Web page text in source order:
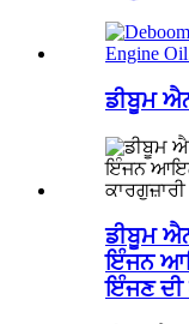
ਡੀਬੂਮ
ਡੀਬੂਮ
ਇੰਜਨ
ਇੰਜਣ ਦੀ